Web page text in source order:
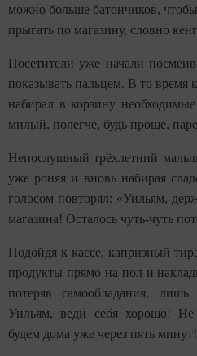
можно больше батончиков,
прыгать по магазину, словно
Посетители уже начали
показывать пальцем. В то
набирал в корзину
милый, полегче, будь проще,
Непослушный трёхлетний малыш
уже роняя и вновь набирая
голосом повторял: «Уильям,
магазина! Осталось чуть-чуть
Подойдя к кассе, капризный
продукты прямо на пол и
потеряв самообладания,
Уильям, веди себя хорошо!
будем дома уже через пять